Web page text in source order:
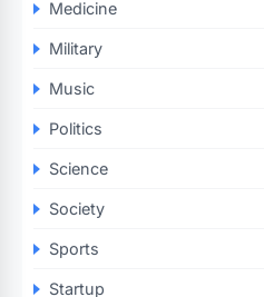
Medicine
Military
Music
Politics
Science
Society
Sports
Startup